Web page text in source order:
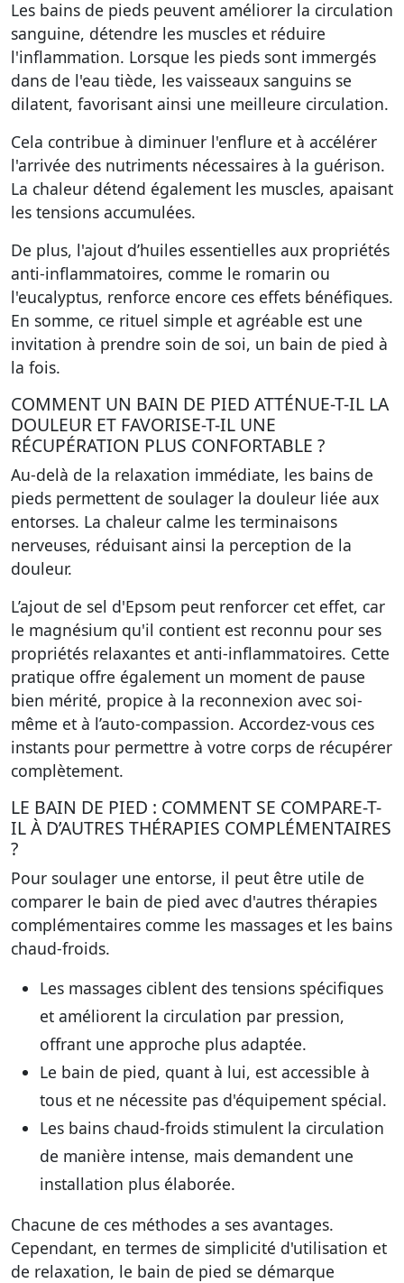
Les bains de pieds peuvent améliorer la circulation
sanguine, détendre les muscles et réduire
l'inflammation. Lorsque les pieds sont immergés
dans de l'eau tiède, les vaisseaux sanguins se
dilatent, favorisant ainsi une meilleure circulation.
Cela contribue à diminuer l'enflure et à accélérer
l'arrivée des nutriments nécessaires à la guérison.
La chaleur détend également les muscles, apaisant
les tensions accumulées.
De plus, l'ajout d’huiles essentielles aux propriétés
anti-inflammatoires, comme le romarin ou
l'eucalyptus, renforce encore ces effets bénéfiques.
En somme, ce rituel simple et agréable est une
invitation à prendre soin de soi, un bain de pied à
la fois.
COMMENT UN BAIN DE PIED ATTÉNUE-T-IL LA
DOULEUR ET FAVORISE-T-IL UNE
RÉCUPÉRATION PLUS CONFORTABLE ?
Au-delà de la relaxation immédiate, les bains de
pieds permettent de soulager la douleur liée aux
entorses. La chaleur calme les terminaisons
nerveuses, réduisant ainsi la perception de la
douleur.
L’ajout de sel d'Epsom peut renforcer cet effet, car
le magnésium qu'il contient est reconnu pour ses
propriétés relaxantes et anti-inflammatoires. Cette
pratique offre également un moment de pause
bien mérité, propice à la reconnexion avec soi-
même et à l’auto-compassion. Accordez-vous ces
instants pour permettre à votre corps de récupérer
complètement.
LE BAIN DE PIED : COMMENT SE COMPARE-T-
IL À D’AUTRES THÉRAPIES COMPLÉMENTAIRES
?
Pour soulager une entorse, il peut être utile de
comparer le bain de pied avec d'autres thérapies
complémentaires comme les massages et les bains
chaud-froids.
Les massages ciblent des tensions spécifiques
et améliorent la circulation par pression,
offrant une approche plus adaptée.
Le bain de pied, quant à lui, est accessible à
tous et ne nécessite pas d'équipement spécial.
Les bains chaud-froids stimulent la circulation
de manière intense, mais demandent une
installation plus élaborée.
Chacune de ces méthodes a ses avantages.
Cependant, en termes de simplicité d'utilisation et
de relaxation, le bain de pied se démarque